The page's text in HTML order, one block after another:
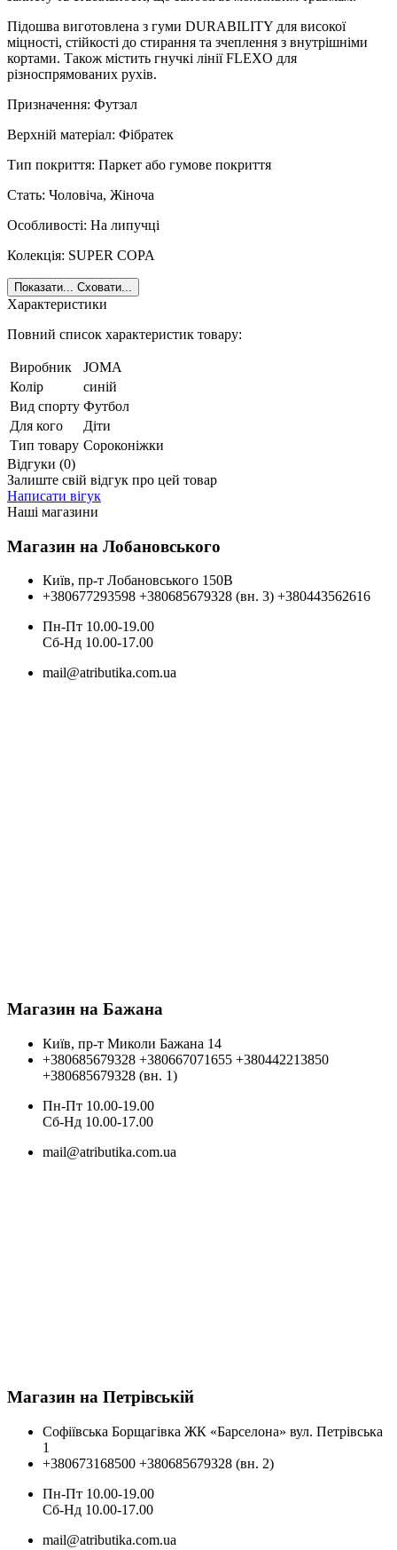
Підошва виготовлена з гуми DURABILITY для високої
міцності, стійкості до стирання та зчеплення з внутрішніми
кортами. Також містить гнучкі лінії FLEXO для
різноспрямованих рухів.
Призначення: Футзал
Верхній матеріал: Фібратек
Тип покриття: Паркет або гумове покриття
Стать: Чоловіча, Жіноча
Особливості: На липучці
Колекція: SUPER COPA
Показати... Сховати...
Характеристики
Повний список характеристик товару:
Виробник
JOMA
Колір
синій
Вид спорту Футбол
Для кого
Діти
Тип товару Сороконіжки
Відгуки (0)
Залиште свій відгук про цей товар
Написати вігук
Наші магазини
Магазин на Лобановського
Київ, пр-т Лобановського 150В
+380677293598 +380685679328 (вн. 3) +380443562616
Пн-Пт 10.00-19.00
Cб-Нд 10.00-17.00
mail@atributika.com.ua
Магазин на Бажана
Київ, пр-т Миколи Бажана 14
+380685679328 +380667071655 +380442213850
+380685679328 (вн. 1)
Пн-Пт 10.00-19.00
Cб-Нд 10.00-17.00
mail@atributika.com.ua
Магазин на Петрівській
Софіївська Борщагівка ЖК «Барселона» вул. Петрівська
1
+380673168500 +380685679328 (вн. 2)
Пн-Пт 10.00-19.00
Cб-Нд 10.00-17.00
mail@atributika.com.ua